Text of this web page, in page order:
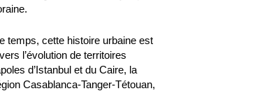
temps, cette histoire urbaine est
l’évolution de territoires
d’Istanbul et du Caire, la
Casablanca-Tanger-Tétouan,